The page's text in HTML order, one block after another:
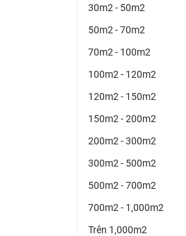
30m2 - 50m2
50m2 - 70m2
70m2 - 100m2
100m2 - 120m2
120m2 - 150m2
150m2 - 200m2
200m2 - 300m2
300m2 - 500m2
500m2 - 700m2
700m2 - 1,000m2
Trên 1,000m2